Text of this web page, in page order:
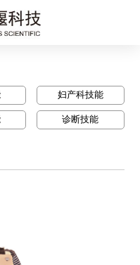
妇产科技能
诊断技能